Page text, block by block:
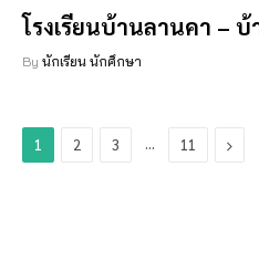
โรงเรียนบ้านลานคา –
By นักเรียน นักศึกษา
1 2 3 … 11 Next